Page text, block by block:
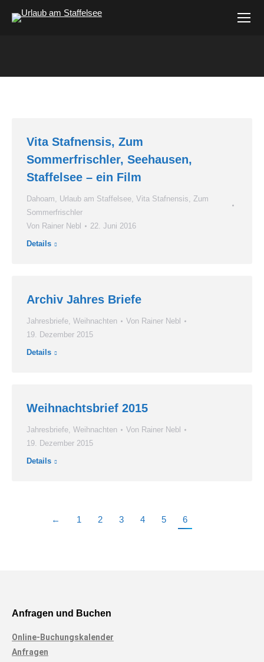
Vita Stafnensis, Zum
Sommerfrischler, Seehausen,
Staffelsee – ein Film
Dahoam, Urlaub am Staffelsee, Vita Stafnensis, Zum
Sommerfrischler
Von Rainer Nebl
22. Juni 2016
Details
Archiv Jahres Briefe
Jahresbriefe, Weihnachten Von Rainer Nebl
19. Dezember 2015
Details
Weihnachtsbrief 2015
Jahresbriefe, Weihnachten Von Rainer Nebl
19. Dezember 2015
Details
← 1 2 3 4 5 6
Anfragen und Buchen
Online-Buchungskalender
Anfragen